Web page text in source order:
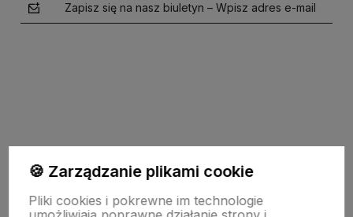
Zapisz się na nasz biuletyn – Wpisz adres e-mail
Pomoc
🍪 Zarządzanie plikami cookie
Pliki cookies i pokrewne im technologie